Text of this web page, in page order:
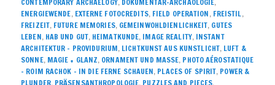
CONTEMPORARY ARCHAELOGY DOKUMENTAR-ARCHÄOLOGIE
ENERGIEWENDE, EXTERNE FOTOCREDITS, FIELD OPERATION, FREISTIL,
FREIZEIT, FUTURE MEMORIES, GEMEINWOHLDIENLICHKEIT, GUTES
LEBEN, HAB UND GUT, HEIMATKUNDE, IMAGE REALITY, INSTANT
ARCHITEKTUR – PROVIDURIUM, LICHTKUNST AUS KUNSTLICHT, LUFT &
SONNE, MAGIE + GLANZ, ORNAMENT UND MASSE, PHOTO AÉROSTATIQUE
– ROIM RACHOK – IN DIE FERNE SCHAUEN, PLACES OF SPIRIT, POWER &
, ,
,